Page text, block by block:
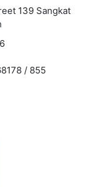
139 Sangkat
/ 855